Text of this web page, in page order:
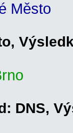
Město
, V
rno
DNS, V